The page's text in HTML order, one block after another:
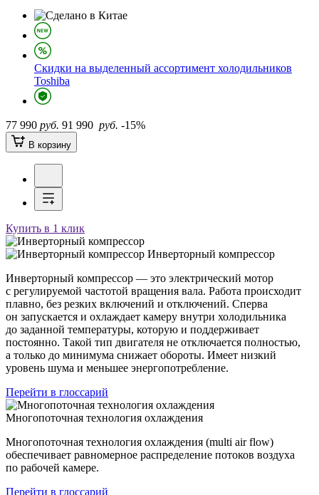
Скидки на выделенный ассортимент холодильников
Toshiba
77 990 руб. 91 990 руб. -15%
В корзину
Купить в 1 клик
Инверторный компрессор
Инверторный компрессор — это электрический мотор
с регулируемой частотой вращения вала. Работа происходит
плавно, без резких включений и отключений. Сперва
он запускается и охлаждает камеру внутри холодильника
до заданной температуры, которую и поддерживает
постоянно. Такой тип двигателя не отключается полностью,
а только до минимума снижает обороты. Имеет низкий
уровень шума и меньшее энергопотребление.
Перейти в глоссарий
Многопоточная технология охлаждения
Многопоточная технология охлаждения (multi air flow)
обеспечивает равномерное распределение потоков воздуха
по рабочей камере.
Перейти в глоссарий